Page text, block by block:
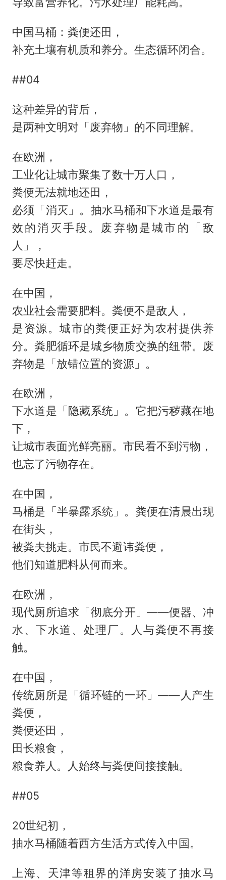
中国马桶：粪便还田，
补充土壤有机质和养分。生态循环闭合。
##04
这种差异的背后，
是两种文明对「废弃物」的不同理解。
在欧洲，
工业化让城市聚集了数十万人口，
粪便无法就地还田，
必须「消灭」。抽水马桶和下水道是最有
效的消灭手段。废弃物是城市的「敌
人」，
要尽快赶走。
在中国，
农业社会需要肥料。粪便不是敌人，
是资源。城市的粪便正好为农村提供养
分。粪肥循环是城乡物质交换的纽带。废
弃物是「放错位置的资源」。
在欧洲，
下水道是「隐藏系统」。它把污秽藏在地
下，
让城市表面光鲜亮丽。市民看不到污物，
也忘了污物存在。
在中国，
马桶是「半暴露系统」。粪便在清晨出现
在街头，
被粪夫挑走。市民不避讳粪便，
他们知道肥料从何而来。
在欧洲，
现代厕所追求「彻底分开」——便器、冲
水、下水道、处理厂。人与粪便不再接
触。
在中国，
传统厕所是「循环链的一环」——人产生
粪便，
粪便还田，
田长粮食，
粮食养人。人始终与粪便间接接触。
##05
20世纪初，
抽水马桶随着西方生活方式传入中国。
上海、天津等租界的洋房安装了抽水马